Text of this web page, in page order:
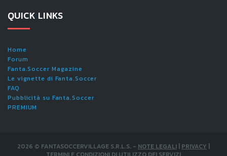
QUICK LINKS
Home
Forum
Fanta.Soccer Magazine
Le vignette di Fanta.Soccer
FAQ
Pubblicità su Fanta.Soccer
PREMIUM
2026 © FANTASOCCERVILLAGE S.R.L.S. - NOTE LEGALI | PRIVACY |